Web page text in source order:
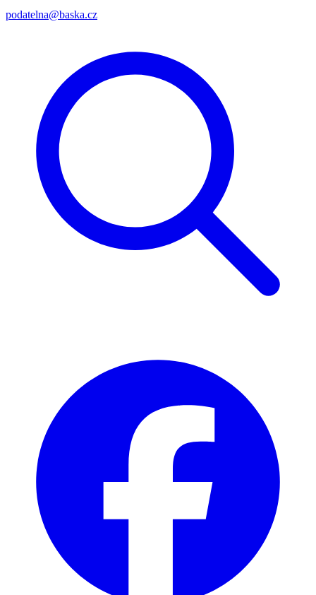
podatelna@baska.cz